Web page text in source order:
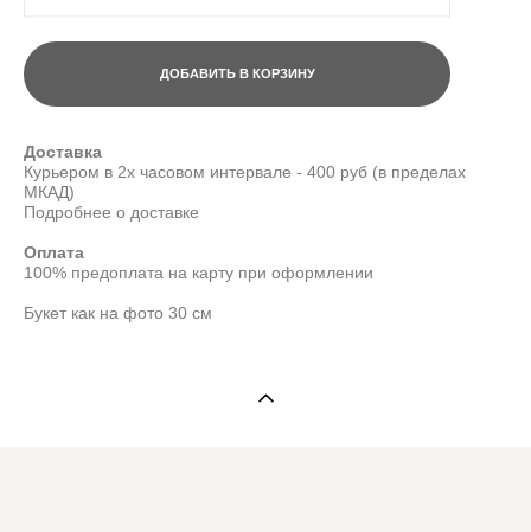
ДОБАВИТЬ В КОРЗИНУ
Доставка
Курьером в 2х часовом интервале - 400 руб (в пределах
МКАД)
Подробнее о доставке
Оплата
100% предоплата на карту при оформлении
Букет как на фото 30 см